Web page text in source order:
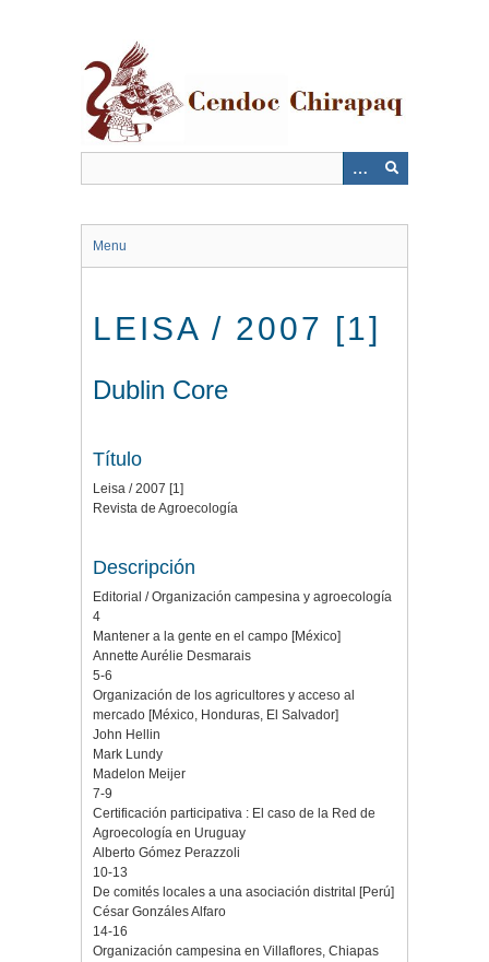
Menu
LEISA / 2007 [1]
Dublin Core
Título
Leisa / 2007 [1]
Revista de Agroecología
Descripción
Editorial / Organización campesina y agroecología
4
Mantener a la gente en el campo [México]
Annette Aurélie Desmarais
5-6
Organización de los agricultores y acceso al
mercado [México, Honduras, El Salvador]
John Hellin
Mark Lundy
Madelon Meijer
7-9
Certificación participativa : El caso de la Red de
Agroecología en Uruguay
Alberto Gómez Perazzoli
10-13
De comités locales a una asociación distrital [Perú]
César Gonzáles Alfaro
14-16
Organización campesina en Villaflores, Chiapas